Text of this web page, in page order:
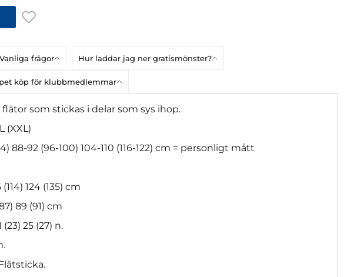
Vanliga frågor Hur laddar jag ner gratismönster?
köp för klubbmedlemmar
som stickas i delar som sys ihop.
(XXL)
88-92 (96-100) 104-110 (116-122) cm = personligt mått
124 (135) cm
89 (91) cm
(23) 25 (27) n.